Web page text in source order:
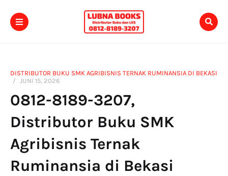
DISTRIBUTOR BUKU SMK AGRIBISNIS TERNAK RUMINANSIA DI BEKASI
JUNI 15, 2026
0812-8189-3207,
Distributor Buku SMK
Agribisnis Ternak
Ruminansia di Bekasi